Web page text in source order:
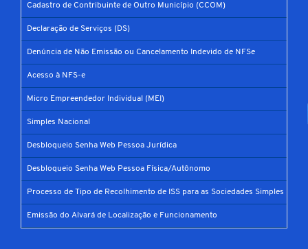
Cadastro de Contribuinte de Outro Município (CCOM)
Declaração de Serviços (DS)
Denúncia de Não Emissão ou Cancelamento Indevido de NFSe
Acesso à NFS-e
Micro Empreendedor Individual (MEI)
Simples Nacional
Desbloqueio Senha Web Pessoa Jurídica
Desbloqueio Senha Web Pessoa Física/Autônomo
Processo de Tipo de Recolhimento de ISS para as Sociedades Simples
Emissão do Alvará de Localização e Funcionamento